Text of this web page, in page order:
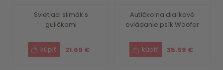
Svietiaci slimák s
guličkami
21.69 €
Autíčko na diaľkové
ovládanie psík Woofer
35.59 €